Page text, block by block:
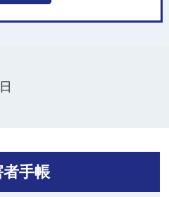
者手帳